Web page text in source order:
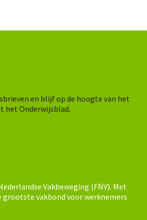
en blijf op de hoogte van het
het Onderwijsblad.
Vakbeweging (FNV). Met
grootste vakbond voor werknemers